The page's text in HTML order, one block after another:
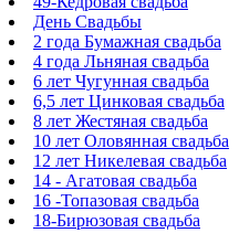
День Свадьбы
2 года Бумажная свадьба
4 года Льняная свадьба
6 лет Чугунная свадьба
6,5 лет Цинковая свадьба
8 лет Жестяная свадьба
10 лет Оловянная свадьба
12 лет Никелевая свадьба
14 - Агатовая свадьба
16 -Топазовая свадьба
18-Бирюзовая свадьба